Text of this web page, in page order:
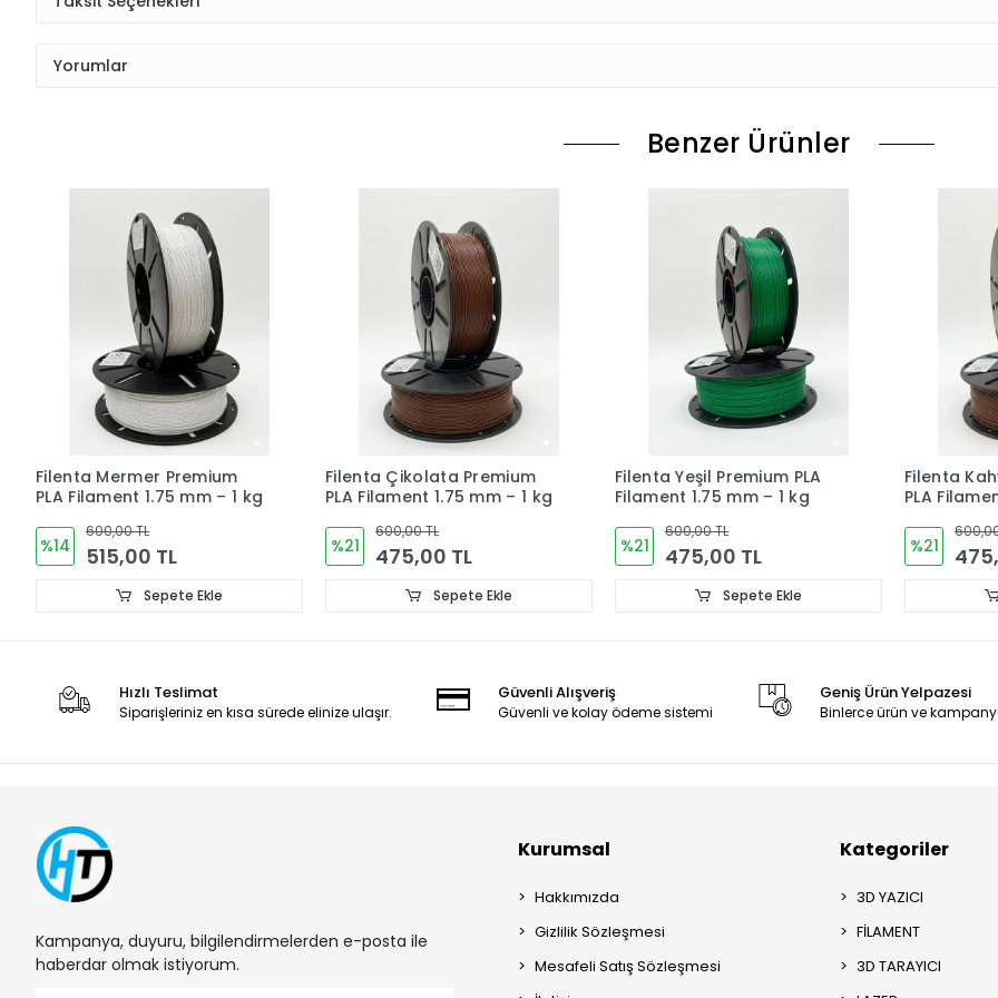
Yorumlar
Benzer Ürünler
Filenta Mermer Premium
PLA Filament 1.75 mm – 1 kg
%14
600,00 TL
515,00 TL
Sepete Ekle
Filenta Çikolata Premium
PLA Filament 1.75 mm – 1 kg
%21
600,00 TL
475,00 TL
Sepete Ekle
Filenta Yeşil Premium PLA
Filament 1.75 mm – 1 kg
%21
600,00 TL
475,00 TL
Sepete Ekle
Filenta
PLA
%21
Hızlı Teslimat
Siparişleriniz en kısa sürede elinize ulaşır.
Güvenli Alışveriş
Güvenli ve kolay ödeme sistemi
Geniş Ürün Yelpazesi
Binlerce ürün ve
Kampanya, duyuru, bilgilendirmelerden e-posta ile
haberdar olmak istiyorum.
Kurumsal
Hakkımızda
Gizlilik Sözleşmesi
Mesafeli Satış Sözleşmesi
Kategoriler
3D YAZICI
FİLAMENT
3D TARAYICI